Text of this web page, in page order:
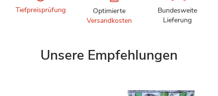
Tiefpreisprüfung
Optimierte
Versandkosten
Bundesweite
Lieferung
Unsere Empfehlungen